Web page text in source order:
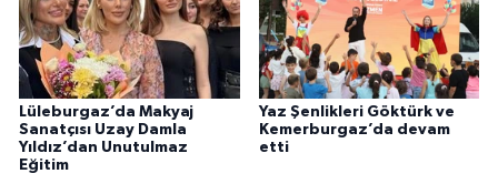
Lüleburgaz’da Makyaj
Sanatçısı Uzay Damla
Yıldız’dan Unutulmaz
Eğitim
Yaz Şenlikleri Göktürk ve
Kemerburgaz’da devam
etti